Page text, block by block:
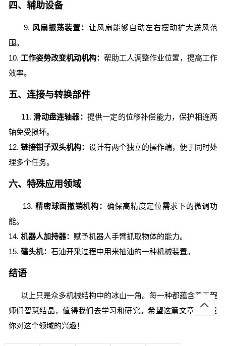
四、辅助设备
9. 风扇振荡装置：让风扇能够自动左右摆动扩大送风范
围。
10. 工作姿势改变机动机构：帮助工人调整作业位置，提高工作
效率。
五、连接与转换部件
11.滑动盘连轴器： 提供一定的位移补偿能力，保护相连两
轴免受损坏。
12. 链接钳子双头机构： 设计有两个独立的操作端，便于同时处
理多个任务。
六、特殊应用领域
13.精密球面撤销机构： 确保高精度定位需求下的微调功
能。
14. 机器人加持器： 赋予机器人手臂抓取物体的能力。
15. 磕头机： 石油开采过程中用来抽油的一种机械装置。
结语
以上只是众多机械结构中的冰山一角。每一种都蕴含着工程
师们智慧结晶，值得我们去学习和研究。希望这篇文章能激发
你对这个领域的兴趣！